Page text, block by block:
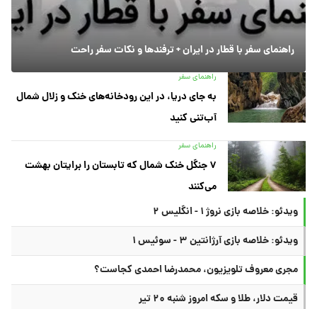
راهنمای سفر با قطار در ایران + ترفندها و نکات سفر راحت
راهنمای سفر
به جای دریا، در این رودخانه‌های خنک و زلال شمال
آب‌تنی کنید
راهنمای سفر
۷ جنگل خنک شمال که تابستان را برایتان بهشت
می‌کنند
ویدئو: خلاصه بازی نروژ ۱ - انگلیس ۲
ویدئو: خلاصه بازی آرژانتین ۳ - سوئیس ۱
مجری معروف تلویزیون، محمدرضا احمدی کجاست؟
قیمت دلار، طلا و سکه امروز شنبه ۲۰ تیر